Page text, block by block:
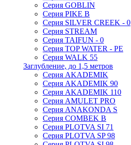
Серия GOBLIN
Серия PIKE B
Серия SILVER CREEK - 0
Серия STREAM
Серия TAIFUN - 0
Серия TOP WATER - PE
Серия WALK 55
Заглубление, до 1,5 метров
Серия AKADEMIK
Серия AKADEMIK 90
Серия AKADEMIK 110
Серия AMULET PRO
Серия ANAKONDA S
Серия COMBEK B
Серия PLOTVA SI 71
Серия PLOTVA SP 98